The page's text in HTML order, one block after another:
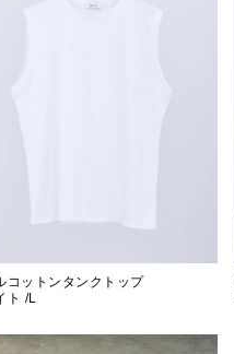
コットンタンクトップ
ト /L